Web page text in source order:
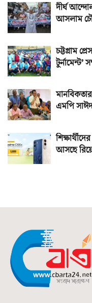
দীর্ঘ
আসলাম
চট্টগ্রাম
টুর্নামেন্ট’
এমপি
আসছে